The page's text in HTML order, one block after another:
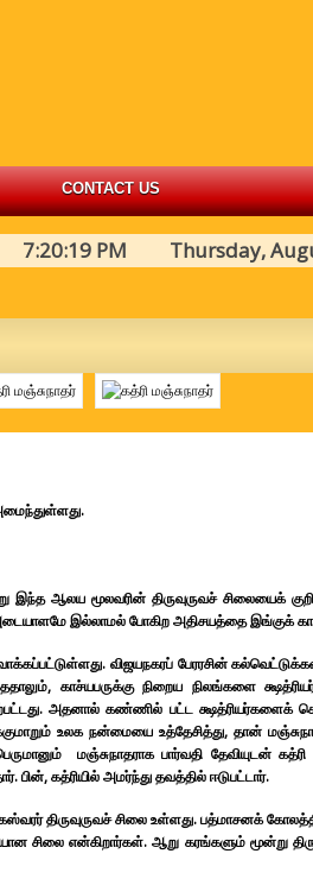
CONTACT US
7:20:19 PM Thursday,
ஆலய மூலவரின் திருவுருவச் சிலையைக்
இல்லாமல் போகிற அதிசயத்தை இங்குக்
விஜயநகரப் பேரரசின்
காச்யபருக்கு நிறைய நிலங்களை
அதனால் கண்ணில் பட்ட க்ஷத்ரியர்களைக்
உலக நன்மையை உத்தேசித்து, தான்
மஞ்சுநாதராக பார்வதி தேவியுடன்
பின், கத்ரியில் அமர்ந்து தவத்தில் ஈடுபட்டார்.
திருவுருவச் சிலை உள்ளது. பத்மாசனக்
சிலை என்கிறார்கள். ஆறு கரங்களும் மூன்று